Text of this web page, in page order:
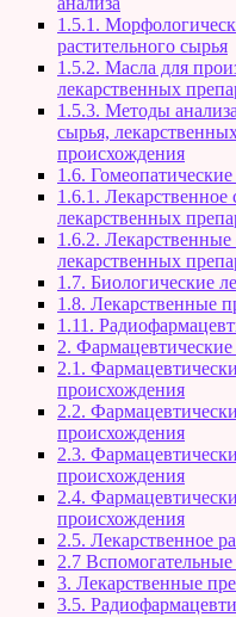
1.5.1.
растительного сырья
1.5.2. Масла для
лекарственных
1.5.3. Методы
сырья,
происхождения
1.6.
1.6.1. Лекарственное
лекарственных
1.6.2.
лекарственных
1.7. Биологические
1.8. Лекарственные
1.11.
2.
2.1.
происхождения
2.2.
происхождения
2.3.
происхождения
2.4.
происхождения
2.5. Лекарственное
2.7 Вспомогательные
3. Лекарственные
3.5.